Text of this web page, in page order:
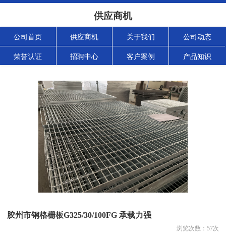
供应商机
公司首页 供应商机 关于我们 公司动态
荣誉认证 招聘中心 客户案例 产品知识
胶州市钢格栅板G325/30/100FG 承载力强
浏览次数： 57次